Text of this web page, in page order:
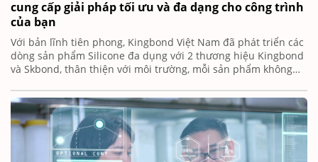
cung cấp giải pháp tối ưu và đa dạng cho công trình
của bạn
Với bản lĩnh tiên phong, Kingbond Việt Nam đã phát triển các
dòng sản phẩm Silicone đa dụng với 2 thương hiệu Kingbond
và Skbond, thân thiện với môi trường, mỗi sản phẩm không
bảo vệ một trái đất xanh.